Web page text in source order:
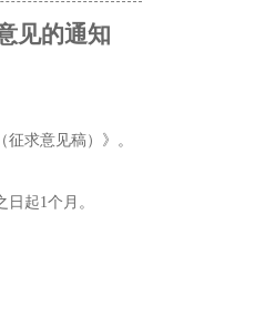
见的通知
求意见稿）》。
起1个月。